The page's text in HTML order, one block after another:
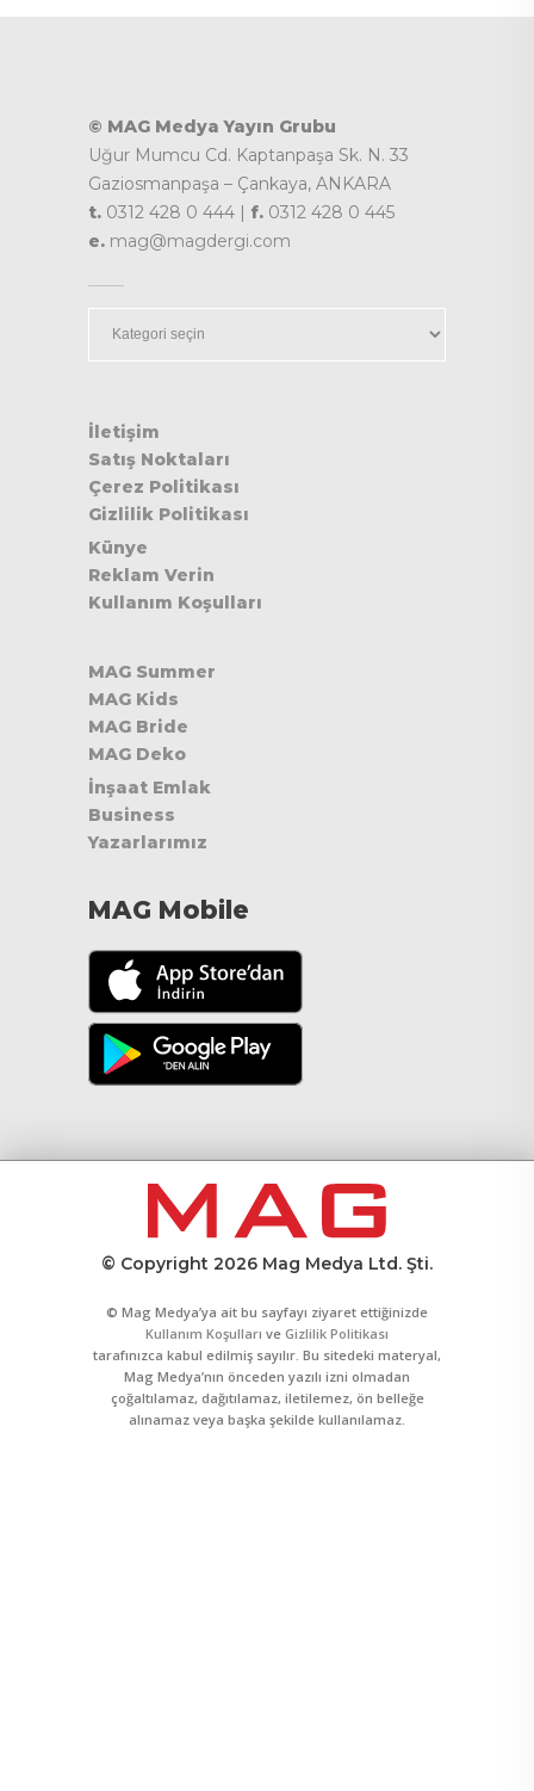
© MAG Medya Yayın Grubu
Uğur Mumcu Cd. Kaptanpaşa Sk. N. 33
Gaziosmanpaşa – Çankaya, ANKARA
t. 0312 428 0 444 | f. 0312 428 0 445
e. mag@magdergi.com
İletişim
Satış Noktaları
Çerez Politikası
Gizlilik Politikası
Künye
Reklam Verin
Kullanım Koşulları
MAG Summer
MAG Kids
MAG Bride
MAG Deko
İnşaat Emlak
Business
Yazarlarımız
MAG Mobile
© Copyright 2026 Mag Medya Ltd. Şti.
© Mag Medya’ya ait bu sayfayı ziyaret ettiğinizde
Kullanım Koşulları ve Gizlilik Politikası
tarafınızca kabul edilmiş sayılır. Bu sitedeki materyal,
Mag Medya’nın önceden yazılı izni olmadan
çoğaltılamaz, dağıtılamaz, iletilemez, ön belleğe
alınamaz veya başka şekilde kullanılamaz.